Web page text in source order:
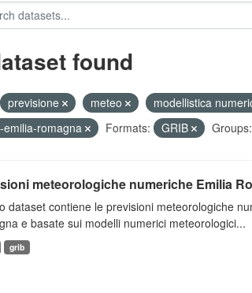
found
previsione meteo modellistica
emilia-romagna
Formats: GRIB Groups:
meteorologiche numeriche Emilia
dataset contiene le previsioni meteorologiche
e basate sui modelli numerici meteorologici...
grib